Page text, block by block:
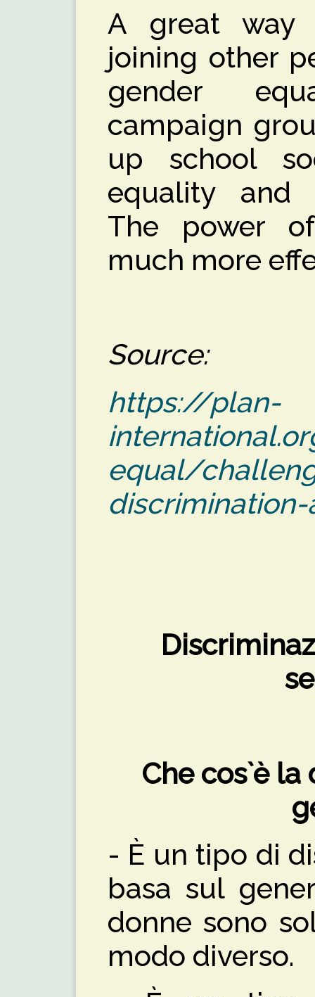
A great
joining other
gender
campaign
up school
equality and
The power
much more
Source:
https://plan-
equal/
Che cos`è
- È un tipo di
basa sul
donne sono
modo diverso.